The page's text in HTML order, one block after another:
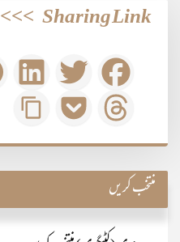
Sharing Link
>>>
منتخب کریں